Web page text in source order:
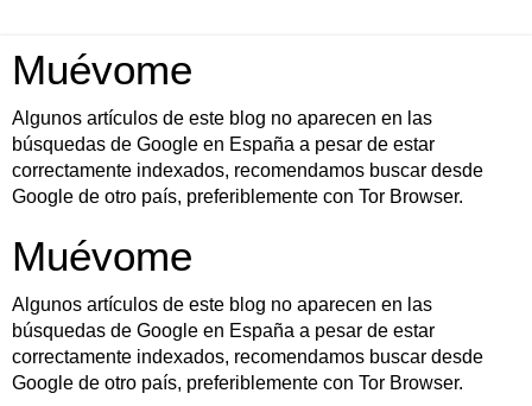
Muévome
Algunos artículos de este blog no aparecen en las
búsquedas de Google en España a pesar de estar
correctamente indexados, recomendamos buscar desde
Google de otro país, preferiblemente con Tor Browser.
Muévome
Algunos artículos de este blog no aparecen en las
búsquedas de Google en España a pesar de estar
correctamente indexados, recomendamos buscar desde
Google de otro país, preferiblemente con Tor Browser.